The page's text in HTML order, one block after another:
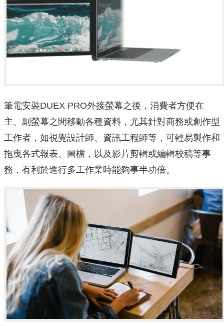
筆電安裝DUEX PRO外接螢幕之後，消費者方便在
主、副螢幕之間移動各種資料，尤其針對商務或創作型
工作者，如視覺設計師、資訊工程師等，可輕易製作和
拖曳各式報表、圖檔，以及影片剪輯或編輯校稿等事
務，有利於進行多工作業時能夠事半功倍。